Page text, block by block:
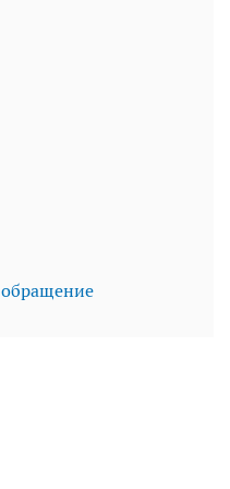
обращение